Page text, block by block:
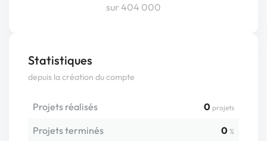
sur 404 000
Statistiques
depuis la création du compte
Projets réalisés 0 projets
Projets terminés 0 %